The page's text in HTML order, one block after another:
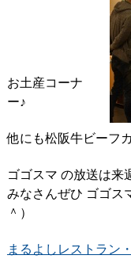
お土産コーナ
ー♪
他にも松阪牛ビーフ
ゴゴスマ の放送は来
みなさんぜひ ゴゴス
＾）
まるよしレストラン